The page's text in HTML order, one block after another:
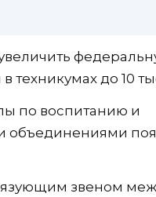
техникумах до 10
по воспитанию и
объединениями
звеном